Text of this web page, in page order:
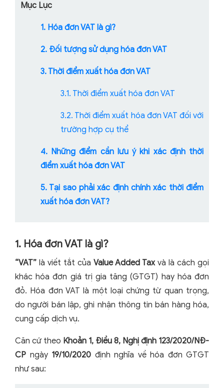
Mục Lục
1. Hóa đơn VAT là gì?
2. Đối tượng sử dụng hóa đơn VAT
3. Thời điểm xuất hóa đơn VAT
3.1. Thời điểm xuất hóa đơn VAT
3.2. Thời điểm xuất hóa đơn VAT đối với
trường hợp cụ thể
4. Những điểm cần lưu ý khi xác định thời
điểm xuất hóa đơn VAT
5. Tại sao phải xác định chính xác thời điểm
xuất hóa đơn VAT?
1. Hóa đơn VAT là gì?
“VAT” là viết tắt của Value Added Taxvà là cách gọi
khác hóa đơn giá trị gia tăng (GTGT) hay hóa đơn
đỏ. Hóa đơn VAT là một loại chứng từ quan trọng,
do người bán lập, ghi nhận thông tin bán hàng hóa,
cung cấp dịch vụ.
Căn cứ theo Khoản 1, Điều 8, Nghị định 123/2020/NĐ-
CP ngày 19/10/2020 định nghĩa về hóa đơn GTGT
như sau: